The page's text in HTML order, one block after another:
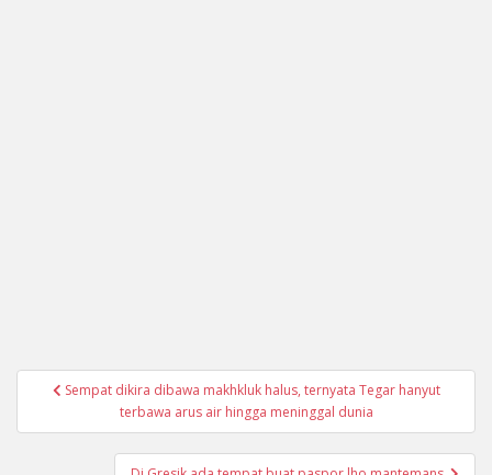
Navigasi
Sempat dikira dibawa makhkluk halus, ternyata Tegar hanyut
terbawa arus air hingga meninggal dunia